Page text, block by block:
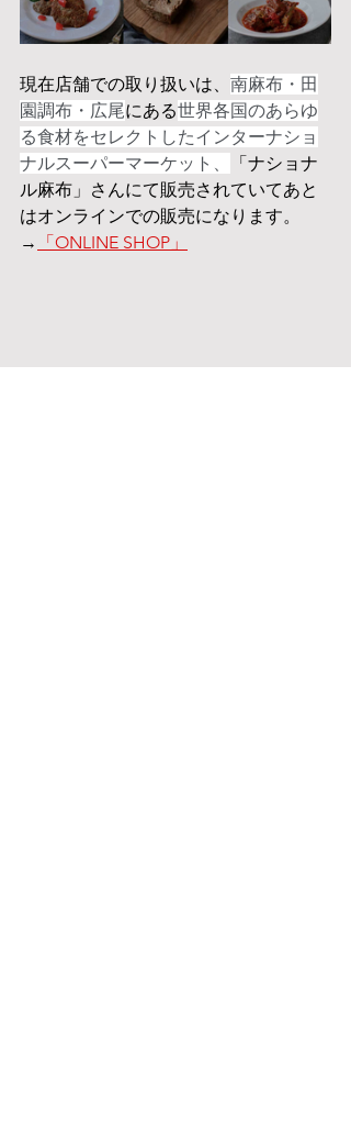
現在店舗での取り扱いは、 南麻布・田
園調布・広尾にある世界各国のあらゆ
る食材をセレクトしたインターナショ
ナルスーパーマーケット、
「ナショナ
ル麻布」さんにて販売されていてあと
はオンラインでの販売になります。
→
「ONLINE SHOP」